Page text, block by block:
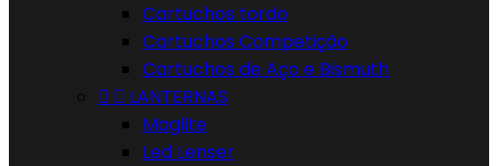
Cartuchos tordo
Cartuchos Competição
Cartuchos de Aço e Bismuth
  LANTERNAS
Maglite
Led Lenser